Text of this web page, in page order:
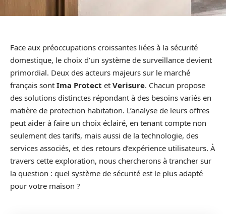
Face aux préoccupations croissantes liées à la sécurité
domestique, le choix d’un système de surveillance devient
primordial. Deux des acteurs majeurs sur le marché
français sont Ima Protect et Verisure. Chacun propose
des solutions distinctes répondant à des besoins variés en
matière de protection habitation. L’analyse de leurs offres
peut aider à faire un choix éclairé, en tenant compte non
seulement des tarifs, mais aussi de la technologie, des
services associés, et des retours d’expérience utilisateurs. À
travers cette exploration, nous chercherons à trancher sur
la question : quel système de sécurité est le plus adapté
pour votre maison ?